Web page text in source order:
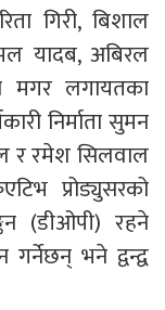
गिरी, बिशाल
यादब, अबिरल
मगर लगायतका
निर्माता सुमन
र रमेश सिलवाल
प्रोड्युसरको
(डीओपी) रहने
भने द्वन्द्व